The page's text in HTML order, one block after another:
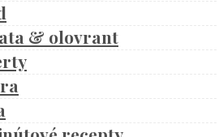
& olovrant